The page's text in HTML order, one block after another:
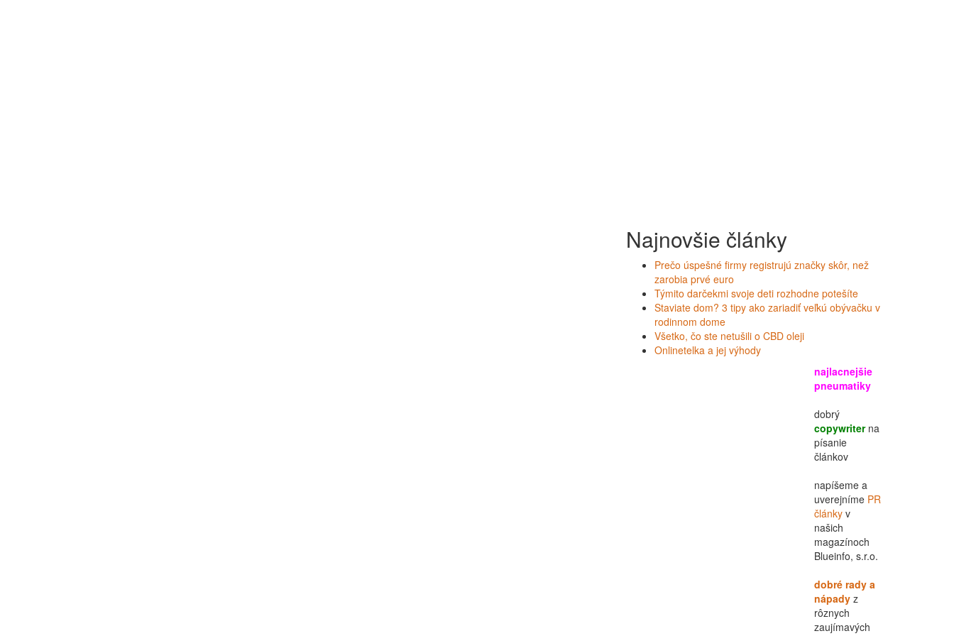
Najnovšie články
Prečo úspešné firmy registrujú značky skôr, než
zarobia prvé euro
Týmito darčekmi svoje deti rozhodne potešíte
Staviate dom? 3 tipy ako zariadiť veľkú obývačku v
rodinnom dome
Všetko, čo ste netušili o CBD oleji
Onlinetelka a jej výhody
najlacnejšie
pneumatiky
dobrý
copywriterna
písanie
článkov
napíšeme a
uverejníme PR
články v
našich
magazínoch
Blueinfo, s.r.o.
dobré rady a
nápady z
rôznych
zaujímavých